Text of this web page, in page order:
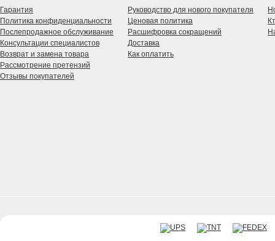
Гарантия
Политика конфиденциальности
Послепродажное обслуживание
Консультации специалистов
Возврат и замена товара
Рассмотрение претензий
Отзывы покупателей
Руководство для нового покупателя
Ценовая политика
Расшифровка сокращений
Доставка
Как оплатить